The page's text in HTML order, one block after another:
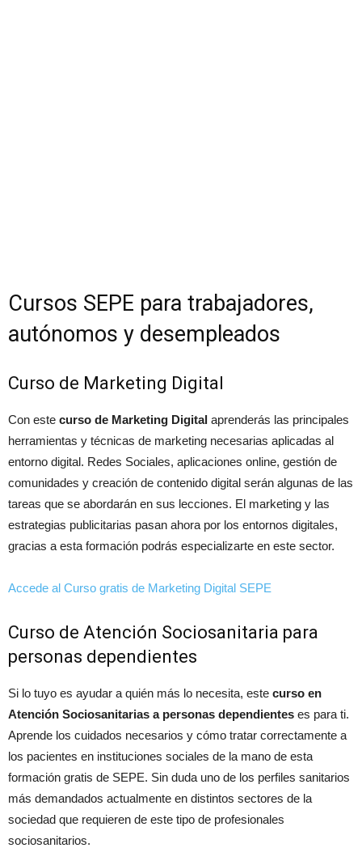
Cursos SEPE para trabajadores,
autónomos y desempleados
Curso de Marketing Digital
Con este curso de Marketing Digital aprenderás las principales
herramientas y técnicas de marketing necesarias aplicadas al
entorno digital. Redes Sociales, aplicaciones online, gestión de
comunidades y creación de contenido digital serán algunas de las
tareas que se abordarán en sus lecciones. El marketing y las
estrategias publicitarias pasan ahora por los entornos digitales,
gracias a esta formación podrás especializarte en este sector.
Accede al Curso gratis de Marketing Digital SEPE
Curso de Atención Sociosanitaria para
personas dependientes
Si lo tuyo es ayudar a quién más lo necesita, este curso en
Atención Sociosanitarias a personas dependientes es para ti.
Aprende los cuidados necesarios y cómo tratar correctamente a
los pacientes en instituciones sociales de la mano de esta
formación gratis de SEPE. Sin duda uno de los perfiles sanitarios
más demandados actualmente en distintos sectores de la
sociedad que requieren de este tipo de profesionales
sociosanitarios.